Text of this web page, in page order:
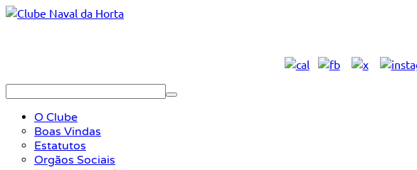
O Clube
Boas Vindas
Estatutos
Orgãos Sociais